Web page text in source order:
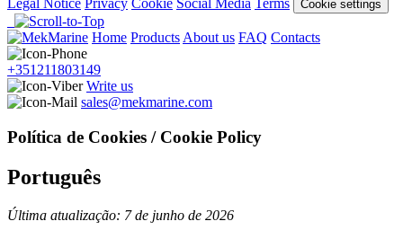
Legal Notice Privacy Cookie Social Media Terms Cookie settings
Home ProductsAbout us FAQ Contacts
+351211803149
Write us
sales@mekmarine.com
Política de Cookies / Cookie Policy
Português
Última atualização: 7 de junho de 2026